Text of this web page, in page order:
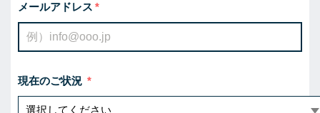
メールアドレス
現在のご状況